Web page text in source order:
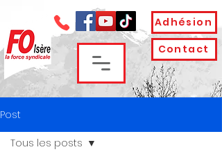
Adhésion
Contact
Post
Tous les posts